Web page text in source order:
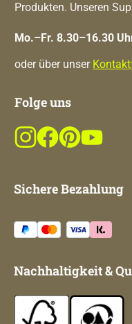
Produkten. Unseren
Mo.–Fr. 8.30–16.30
oder über unser
Folge uns
Sichere Bezahlung
Nachhaltigkeit &